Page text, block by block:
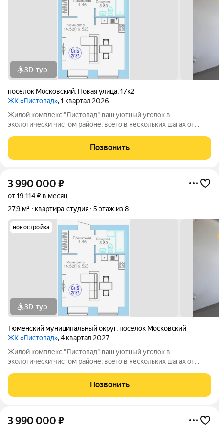
3D-тур
посёлок Московский, Новая улица,17к2
ЖК «Листопад», 1 квартал 2026
Жилой комплекс "Листопад" ваш уютный уголок в
экологически чистом районе, всего в нескольких шагах от
ждут просторные квартиры в настоящем кирпичном доме с
высокими потолками и большими
Позвонить
3 990 000 ₽
от 19 114 ₽ в месяц
27,9 м²
квартира-студия 5 этаж из 8
новостройка
3D-тур
Тюменский муниципальный округ, посёлок Московский
ЖК «Листопад», 4 квартал 2027
Жилой комплекс "Листопад" ваш уютный уголок в
экологически чистом районе, всего в нескольких шагах от
ждут просторные квартиры в настоящем кирпичном доме с
высокими потолками и большими
Позвонить
3 990 000 ₽